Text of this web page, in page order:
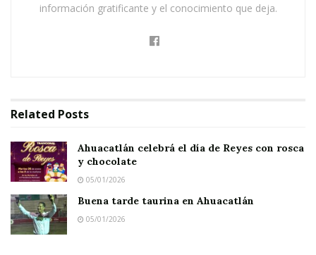
información gratificante y el conocimiento que deja.
Related Posts
Ahuacatlán celebrá el día de Reyes con rosca
y chocolate
05/01/2026
Buena tarde taurina en Ahuacatlán
05/01/2026